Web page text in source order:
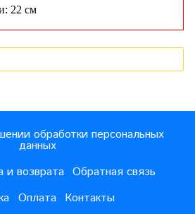
22 см
обработки персональных
данных
и возврата Обратная связь
Оплата Контакты